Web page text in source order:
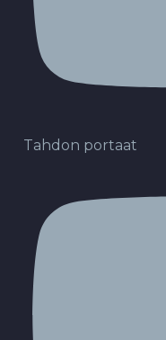
Tahdon portaat